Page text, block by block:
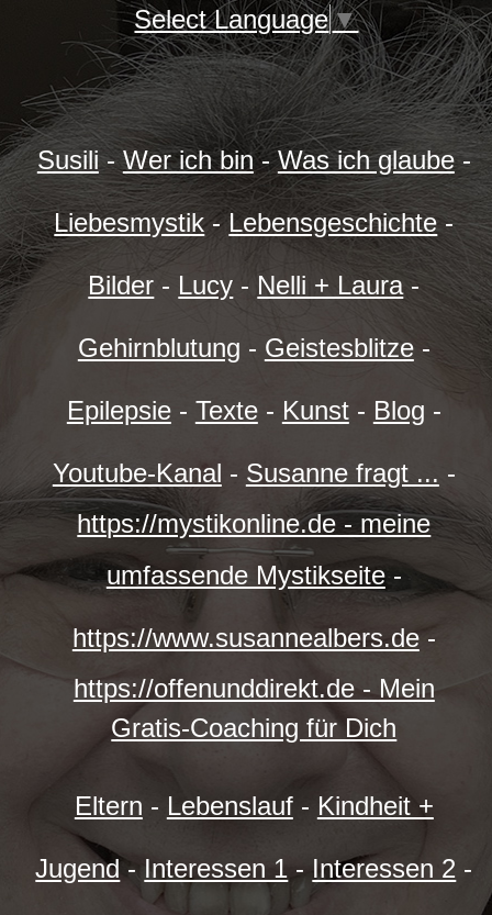
Select Language▼
Susili-Wer ich bin-Was ich glaube-
Liebesmystik-Lebensgeschichte-
Bilder - Lucy - Nelli + Laura-
Gehirnblutung - Geistesblitze-
Epilepsie- Texte- Kunst- Blog -
Youtube-Kanal - Susanne fragt ... -
https://mystikonline.de - meine
umfassende Mystikseite-
https://www.susannealbers.de-
https://offenunddirekt.de - Mein
Gratis-Coaching für Dich
Eltern - Lebenslauf- Kindheit +
Jugend- Interessen 1 - Interessen 2 -